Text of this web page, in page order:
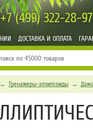
+7 (499)322-28-97
ДОСТАВКА И ОПЛАТА
→ Тренажеры-эллипсоиды →